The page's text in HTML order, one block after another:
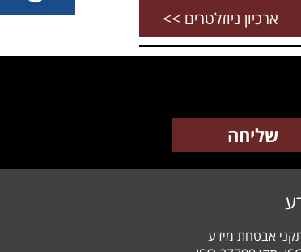
ארכיון ניוזלטרים >>
אבטחת מידע